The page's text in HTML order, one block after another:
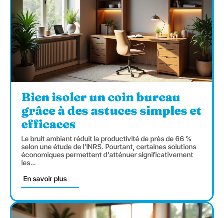
Bien isoler un coin bureau
grâce à des astuces simples et
efficaces
Le bruit ambiant réduit la productivité de près de 66 %
selon une étude de l'INRS. Pourtant, certaines solutions
économiques permettent d'atténuer significativement
les…
En savoir plus